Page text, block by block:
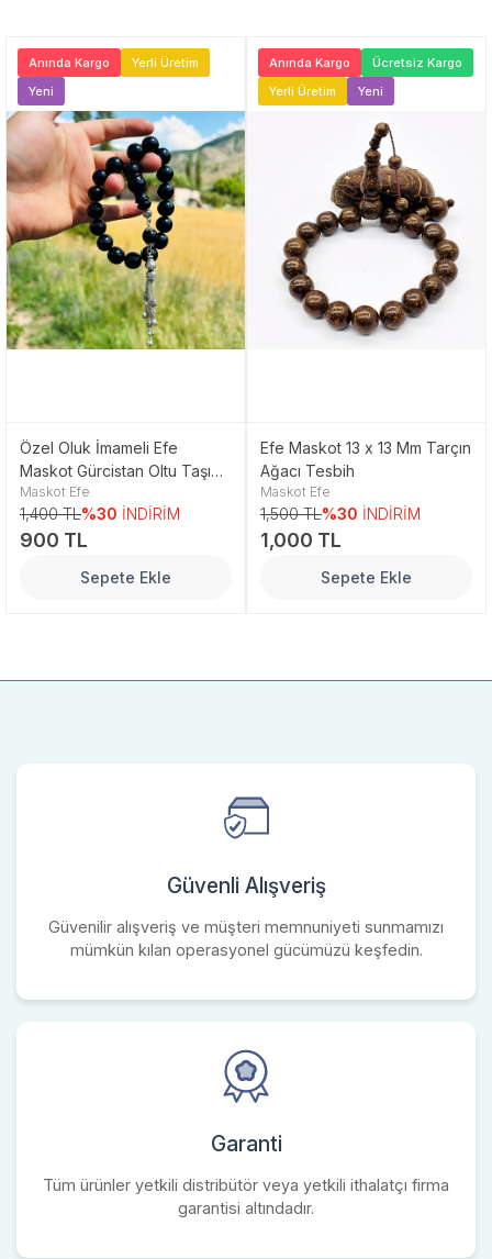
Anında Kargo
Yerli Üretim
Yeni
Özel Oluk İmameli Efe
Maskot Gürcistan Oltu Taşı
Tesbih
Maskot Efe
1,400 TL%30 İNDİRİM
900 TL
Sepete Ekle
Anında Kargo
Ücretsiz Kargo
Yerli Üretim
Yeni
Efe Maskot 13 x 13 Mm Tarçın
Ağacı Tesbih
Maskot Efe
1,500 TL%30 İNDİRİM
1,000 TL
Sepete Ekle
Güvenli Alışveriş
Güvenilir alışveriş ve müşteri memnuniyeti sunmamızı
mümkün kılan operasyonel gücümüzü keşfedin.
Garanti
Tüm ürünler yetkili distribütör veya yetkili ithalatçı firma
garantisi altındadır.